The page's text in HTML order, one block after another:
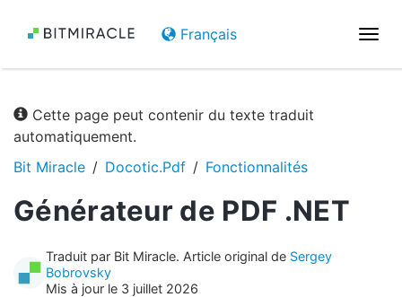
Français
Cette page peut contenir du texte traduit
automatiquement.
Bit Miracle
Docotic.Pdf Fonctionnalités
Générateur de PDF .NET
Traduit par Bit Miracle. Article original de Sergey
Bobrovsky
Mis à jour le 3 juillet 2026